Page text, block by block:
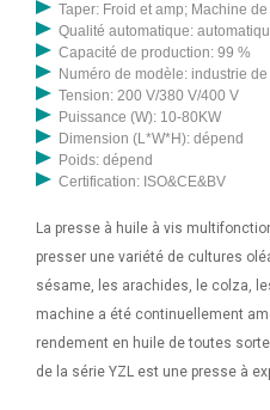
Taper: Froid et amp; Machine
Qualité automatique:
Capacité de production: 99 %
Numéro de modèle: industrie
Tension: 200 V/380 V/400 V
Puissance (W): 10-80KW
Dimension (L*W*H): dépend
Poids: dépend
Certification: ISO&CE&BV
La presse à huile à vis
presser une variété de cultures
sésame, les arachides, le colza,
machine a été continuellement
rendement en huile de toutes
de la série YZL est une presse à